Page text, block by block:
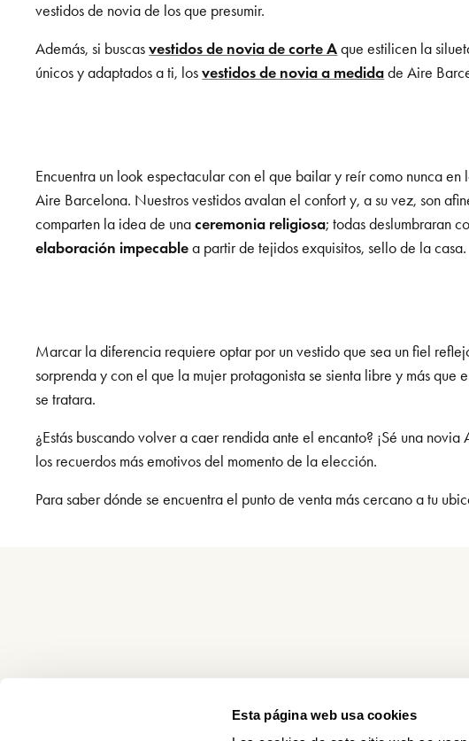
Esta página web usa cookies
vestidos de novia de los que presumir.
Además, si buscasvestidos de novia de corte Aque estilicen la
únicos y adaptados a ti, losvestidos de novia a medidade Aire
Encuentra un look espectacular con el que bailar y reír como nunca
Aire Barcelona. Nuestros vestidos avalan el confort y, a su vez, son
comparten la idea de unaceremonia religiosa; todas deslumbraran
elaboración impecablea partir de tejidos exquisitos, sello de la casa.
Marcar la diferencia requiere optar por un vestido que sea un fiel
sorprenda y con el que la mujer protagonista se sienta libre y más
se tratara.
¿Estás buscando volver a caer rendida ante el encanto? ¡Sé una novia
los recuerdos más emotivos del momento de la elección.
Para saber dónde se encuentra el punto de venta más cercano a tu